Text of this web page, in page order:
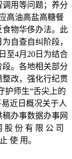
用等问题；养分
高油高盐高糖餐
物华侈办法。此
自查自纠阶段，
至4月20日为结合
段。各地相关部分
改，强化行纪贯
护师生“舌尖上的
近日概况关于人
办事数据办事网
股 份 有 限 公 司
使 用。